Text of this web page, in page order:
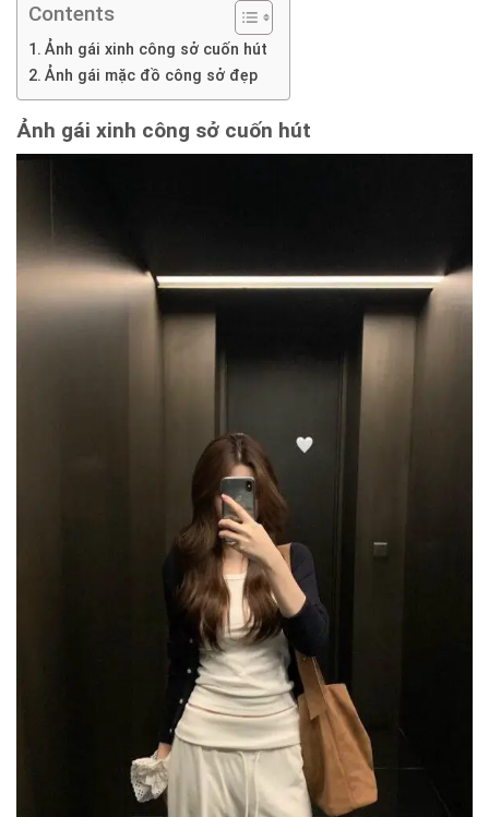
Contents
Ảnh gái xinh công sở cuốn hút
Ảnh gái mặc đồ công sở đẹp
Ảnh gái xinh công sở cuốn hút